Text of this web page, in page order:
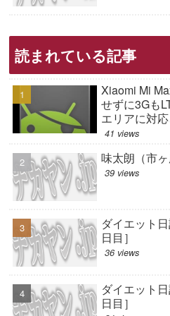
読まれている記事
Xiaomi Mi
せずに3Gも
エリアに対
41 views
味太朗（市ヶ
39 views
ダイエット
日目］
36 views
ダイエット
日目］